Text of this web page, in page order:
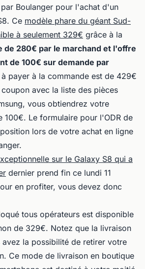
Boulanger pour l'achat d'un
Ce modèle phare du géant Sud-
à seulement 329€ grâce à la
de 280€ par le marchand et l'offre
de 100€ sur demande par
payer à la commande est de 429€
avec la liste des pièces
vous obtiendrez votre
100€. Le formulaire pour l'ODR de
lors de votre achat en ligne
sur le Galaxy S8 qui a
dernier prend fin ce lundi 11
en profiter, vous devez donc
tous opérateurs est disponible
de 329€. Notez que la livraison
la possibilité de retirer votre
Ce mode de livraison en boutique